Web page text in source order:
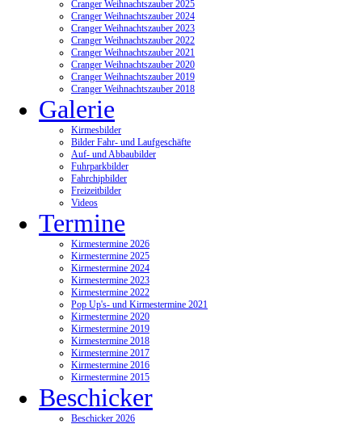
Cranger Weihnachtszauber 2025
Cranger Weihnachtszauber 2024
Cranger Weihnachtszauber 2023
Cranger Weihnachtszauber 2022
Cranger Weihnachtszauber 2021
Cranger Weihnachtszauber 2020
Cranger Weihnachtszauber 2019
Cranger Weihnachtszauber 2018
Galerie
Kirmesbilder
Bilder Fahr- und Laufgeschäfte
Auf- und Abbaubilder
Fuhrparkbilder
Fahrchipbilder
Freizeitbilder
Videos
Termine
Kirmestermine 2026
Kirmestermine 2025
Kirmestermine 2024
Kirmestermine 2023
Kirmestermine 2022
Pop Up's- und Kirmestermine 2021
Kirmestermine 2020
Kirmestermine 2019
Kirmestermine 2018
Kirmestermine 2017
Kirmestermine 2016
Kirmestermine 2015
Beschicker
Beschicker 2026